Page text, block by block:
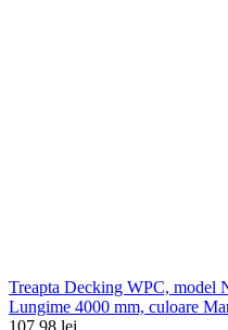
Treapta Decking WPC, model
Lungime 4000 mm, culoare
107.98 lei